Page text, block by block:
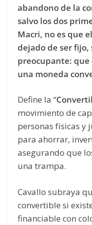
abandono de la
salvo los dos
Macri, no es que
dejado de ser fijo,
preocupante: que
una moneda
Define la “
movimiento de
personas físicas y
para ahorrar,
asegurando que
una trampa.
Cavallo subraya
convertible si
financiable con